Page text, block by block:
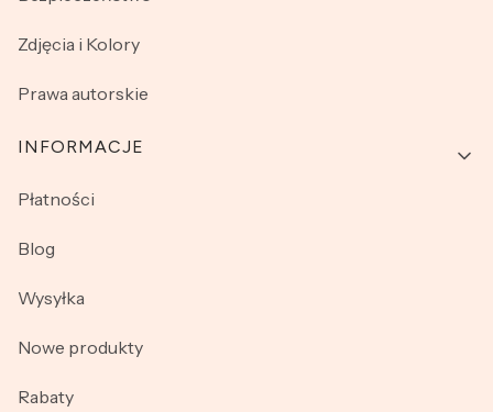
Zdjęcia i Kolory
Prawa autorskie
INFORMACJE
Płatności
Blog
Wysyłka
Nowe produkty
Rabaty